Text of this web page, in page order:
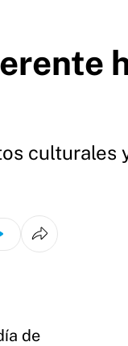
culturales
de